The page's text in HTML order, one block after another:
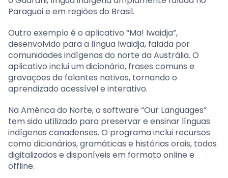
Paraguai e em regiões do Brasil.
Outro exemplo é o aplicativo “Ma! Iwaidja”,
desenvolvido para a língua Iwaidja, falada por
comunidades indígenas do norte da Austrália. O
aplicativo inclui um dicionário, frases comuns e
gravações de falantes nativos, tornando o
aprendizado acessível e interativo.
Na América do Norte, o software “Our Languages”
tem sido utilizado para preservar e ensinar línguas
indígenas canadenses. O programa inclui recursos
como dicionários, gramáticas e histórias orais, todos
digitalizados e disponíveis em formato online e
offline.